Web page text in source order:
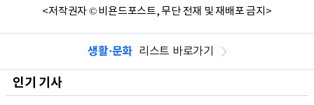
<저작권자 © 비욘드포스트, 무단 전재 및 재배포 금지>
생활·문화 리스트 바로가기
인기 기사